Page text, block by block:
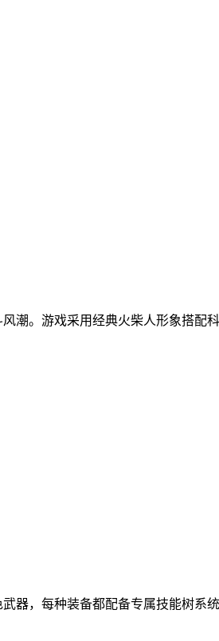
潮。游戏采用经典火柴人形象搭配
器，每种装备都配备专属技能树系